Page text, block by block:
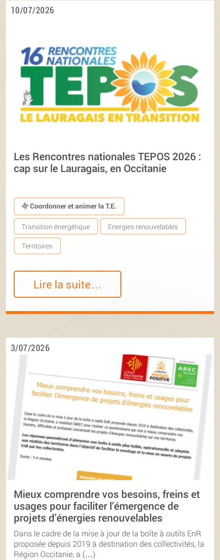
10/07/2026
Les Rencontres nationales TEPOS 2026 :
cap sur le Lauragais, en Occitanie
Coordonner et animer la T.E.
Transition énergétique Energies renouvelables
Territoires
Lire la suite…
3/07/2026
Mieux comprendre vos besoins, freins et
usages pour faciliter l’émergence de
projets d’énergies renouvelables
Dans le cadre de la mise à jour de la boîte à outils EnR
proposée depuis 2019 à destination des collectivités, la
Région Occitanie, a (…)